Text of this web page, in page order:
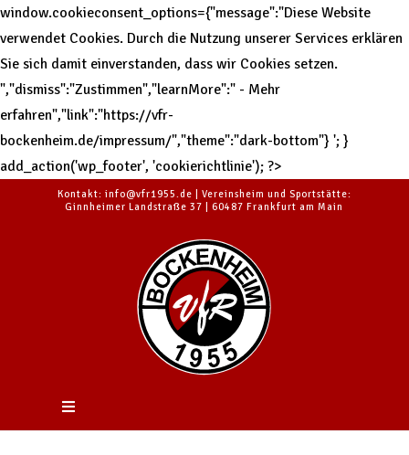
window.cookieconsent_options={"message":"Diese Website
verwendet Cookies. Durch die Nutzung unserer Services erklären
Sie sich damit einverstanden, dass wir Cookies setzen.
","dismiss":"Zustimmen","learnMore":" - Mehr
erfahren","link":"https://vfr-
bockenheim.de/impressum/","theme":"dark-bottom"} '; }
add_action('wp_footer', 'cookierichtlinie'); ?>
Kontakt: info@vfr1955.de | Vereinsheim und Sportstätte:
Ginnheimer Landstraße 37 | 60487 Frankfurt am Main